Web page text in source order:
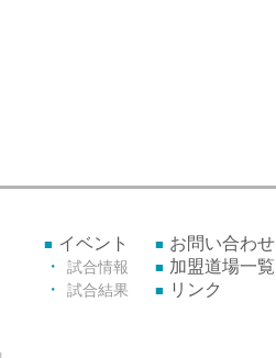
イベント
試合情報
試合結果
お問い合わせ
加盟道場一覧
リンク